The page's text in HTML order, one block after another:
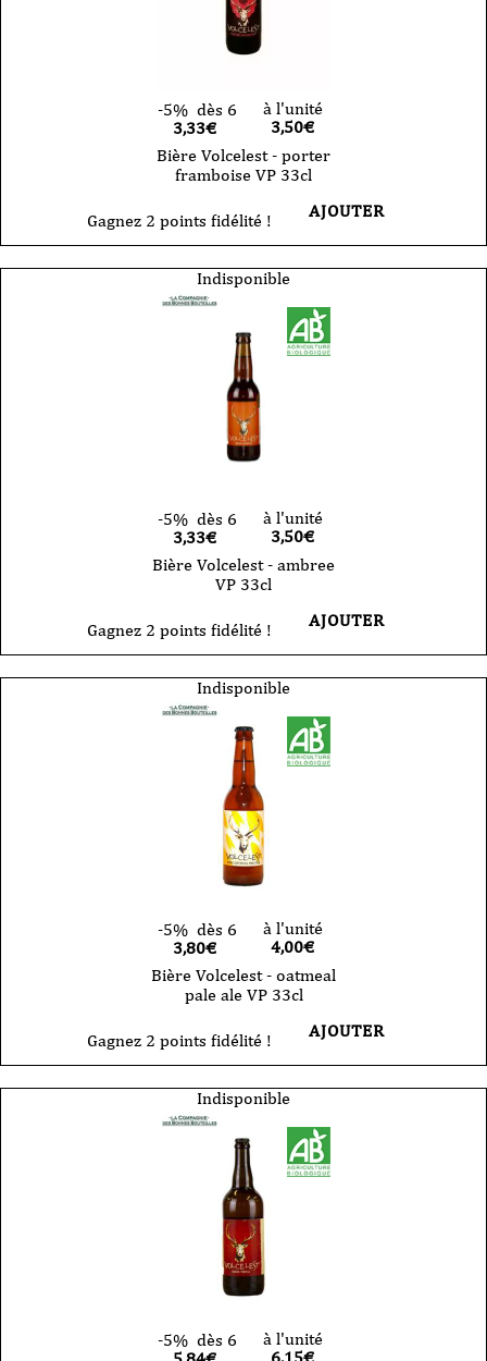
-5% dès 6
3,33€
à l'unité
3,50€
Bière Volcelest - porter
framboise VP 33cl
Gagnez 2 points fidélité ! AJOUTER
Indisponible
-5% dès 6
3,33€
à l'unité
3,50€
Bière Volcelest - ambree
VP 33cl
Gagnez 2 points fidélité ! AJOUTER
Indisponible
-5% dès 6
3,80€
à l'unité
4,00€
Bière Volcelest - oatmeal
pale ale VP 33cl
Gagnez 2 points fidélité ! AJOUTER
Indisponible
-5% dès 6
à l'unité